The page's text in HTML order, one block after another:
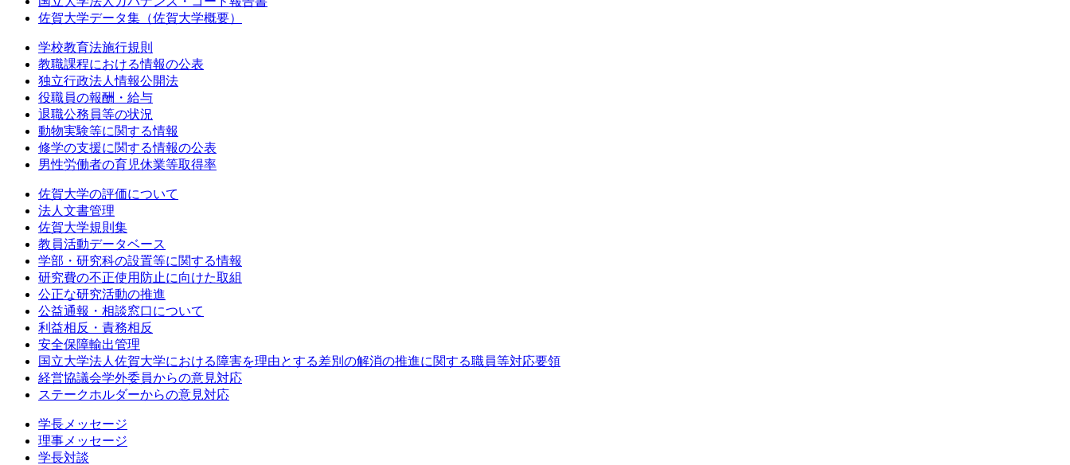
佐賀大学データ集（佐賀大学概要）
学校教育法施行規則
教職課程における情報の公表
独立行政法人情報公開法
役職員の報酬・給与
退職公務員等の状況
動物実験等に関する情報
修学の支援に関する情報の公表
男性労働者の育児休業等取得率
佐賀大学の評価について
法人文書管理
佐賀大学規則集
教員活動データベース
学部・研究科の設置等に関する情報
研究費の不正使用防止に向けた取組
公正な研究活動の推進
公益通報・相談窓口について
利益相反・責務相反
安全保障輸出管理
国立大学法人佐賀大学における障害を理由とする差別の解消の推進に関する職員等対応要領
経営協議会学外委員からの意見対応
ステークホルダーからの意見対応
学長メッセージ
理事メッセージ
学長対談